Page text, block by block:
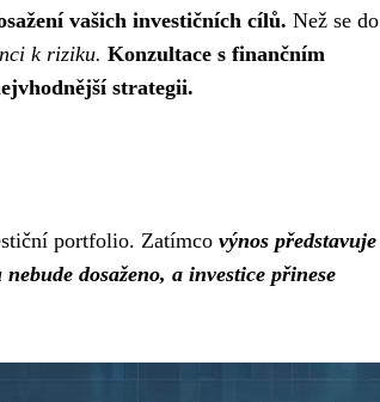
vašich investičních cílů. Než se do
k riziku. Konzultace s finančním
strategii.
portfolio. Zatímco výnos představuje
dosaženo, a investice přinese